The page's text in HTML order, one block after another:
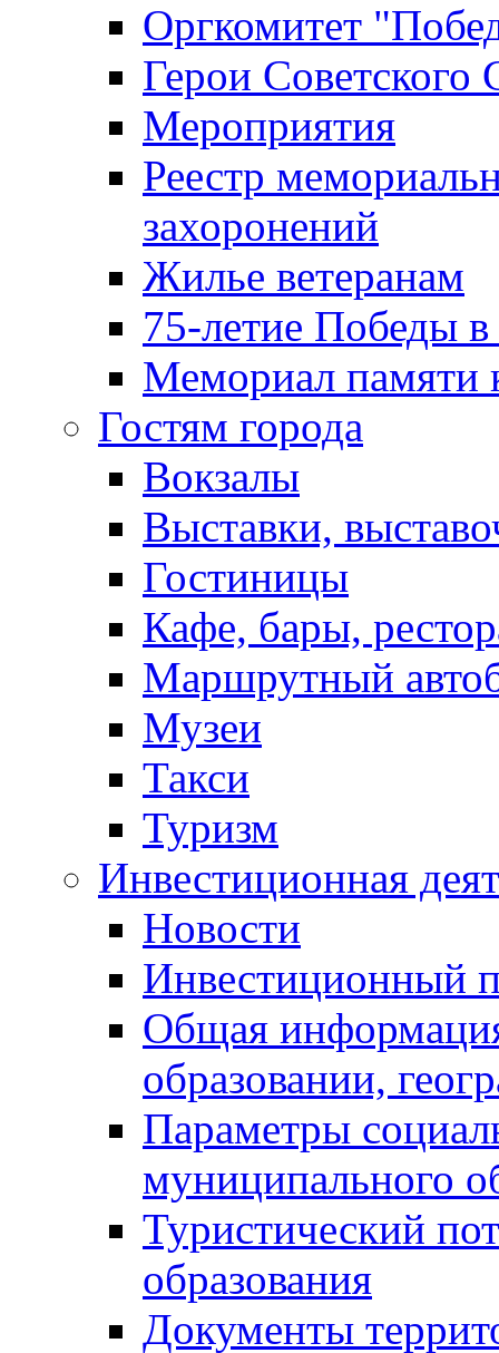
Оргкомитет
Герои Советского
Мероприятия
Реестр
захоронений
Жилье ветеранам
75-летие Победы
Мемориал памяти
Гостям города
Вокзалы
Выставки,
Гостиницы
Кафе, бары,
Маршрутный
Музеи
Такси
Туризм
Инвестиционная
Новости
Инвестиционный
Общая
образовании,
Параметры
муниципального
Туристический
образования
Документы